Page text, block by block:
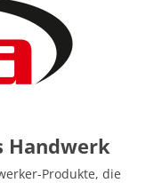
Handwerk
Produkte, die